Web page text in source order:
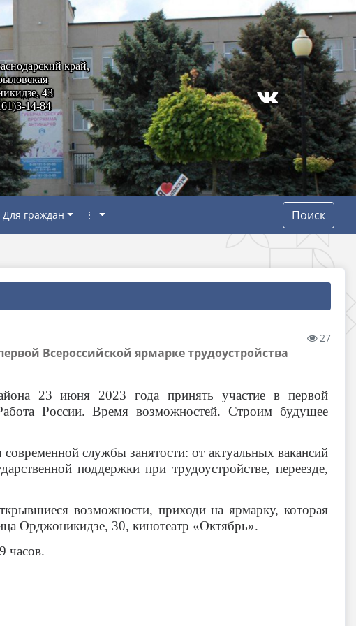
край,
43
14-84
Для граждан ⋮ Поиск
27
Всероссийской ярмарке трудоустройства
23 июня 2023 года принять участие в первой
России. Время возможностей. Строим будущее
службы занятости: от актуальных вакансий
поддержки при трудоустройстве, переезде,
возможности, приходи на ярмарку, которая
Орджоникидзе, 30, кинотеатр «Октябрь».
часов.